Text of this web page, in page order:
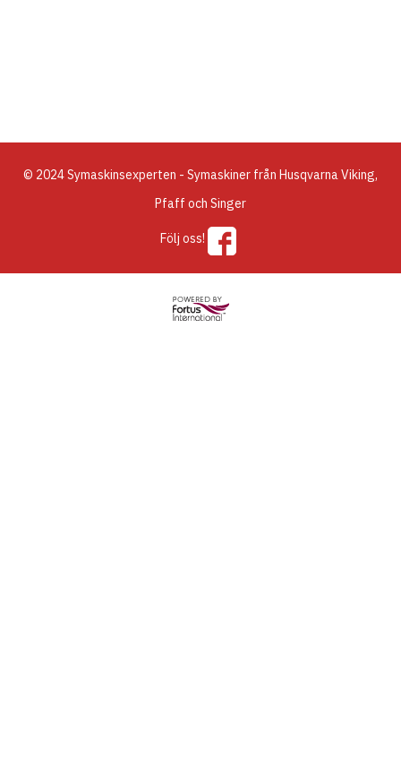
© 2024 Symaskinsexperten - Symaskiner från Husqvarna Viking,
Pfaff och Singer
Följ oss!